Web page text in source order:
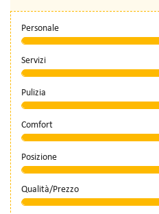
Personale
Servizi
Pulizia
Comfort
Posizione
Qualità/Prezzo